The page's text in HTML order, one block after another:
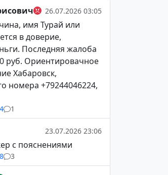
26.07.2026 03:05
имя Турай или
в доверие,
Последняя жалоба
руб. Ориентировачное
Хабаровск,
номера +79244046224,
1
23.07.2026 23:06
с пояснениями
3